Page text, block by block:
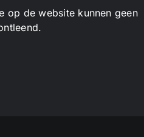
op de website kunnen geen